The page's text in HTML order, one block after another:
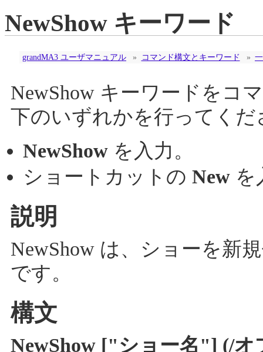
NewShow キーワード
grandMA3 ユーザマニュアル » コマンド構文とキーワード »
NewShow キーワードをコ
下のいずれかを行ってくだ
NewShow を入力。
ショートカットの New を
説明
NewShow は、ショーを新
です。
構文
NewShow ["ショー名"] (/オ